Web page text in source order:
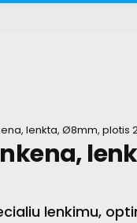
lenkta, Ø8mm, plotis
lenkimu,